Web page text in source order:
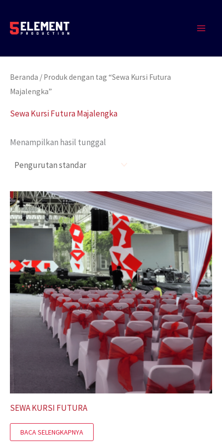
konten
Beranda / Produk dengan tag “Sewa Kursi Futura
Majalengka”
Sewa Kursi Futura Majalengka
Menampilkan hasil tunggal
SEWA KURSI FUTURA
BACA SELENGKAPNYA